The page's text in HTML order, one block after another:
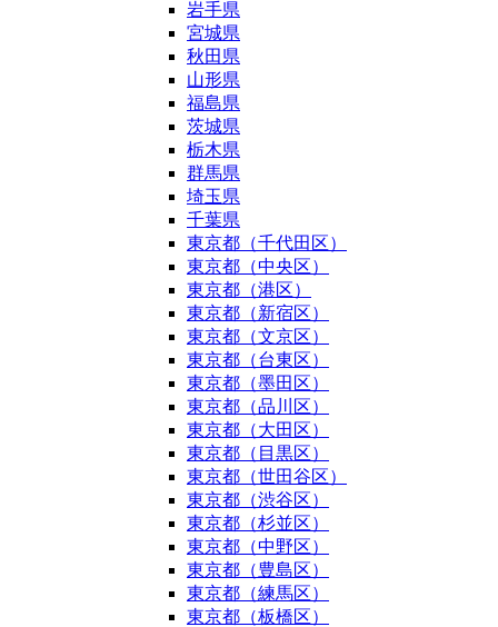
岩手県
宮城県
秋田県
山形県
福島県
茨城県
栃木県
群馬県
埼玉県
千葉県
東京都（千代田区）
東京都（中央区）
東京都（港区）
東京都（新宿区）
東京都（文京区）
東京都（台東区）
東京都（墨田区）
東京都（品川区）
東京都（大田区）
東京都（目黒区）
東京都（世田谷区）
東京都（渋谷区）
東京都（杉並区）
東京都（中野区）
東京都（豊島区）
東京都（練馬区）
東京都（板橋区）